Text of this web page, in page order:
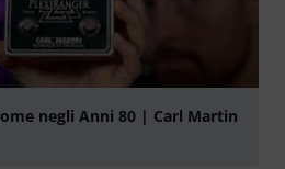
negli Anni 80 | Carl Martin